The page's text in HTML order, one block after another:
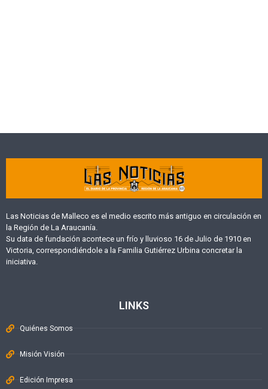
Las Noticias de Malleco es el medio escrito más antiguo en circulación en
la Región de La Araucanía.
Su data de fundación acontece un frío y lluvioso 16 de Julio de 1910 en
Victoria, correspondiéndole a la Familia Gutiérrez Urbina concretar la
iniciativa.
LINKS
Quiénes Somos
Misión Visión
Edición Impresa